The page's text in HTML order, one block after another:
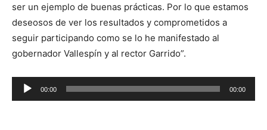
ser un ejemplo de buenas prácticas. Por lo que estamos
deseosos de ver los resultados y comprometidos a
seguir participando como se lo he manifestado al
gobernador Vallespín y al rector Garrido”.
Reproductor
de
00:00 00:00